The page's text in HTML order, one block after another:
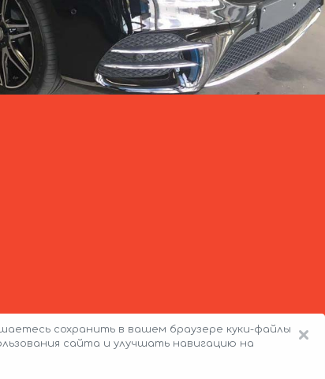
×
сохранить в вашем браузере куки-файлы
сайта и улучшать навигацию на